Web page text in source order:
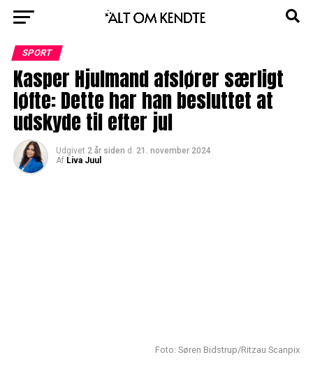
SPORT
Kasper Hjulmand afslører særligt
løfte: Dette har han besluttet at
udskyde til efter jul
Udgivet 2 år siden d. 21. november 2024
Af Liva Juul
Foto: Søren Bidstrup/Ritzau Scanpix